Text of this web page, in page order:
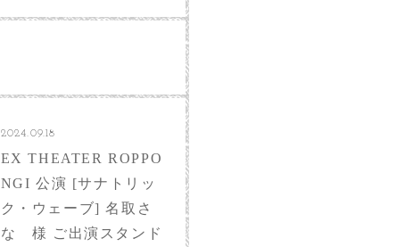
2024.09.18
EX THEATER ROPPO
NGI 公演 [サナトリッ
ク・ウェーブ] 名取さ
な 様 ご出演スタンド